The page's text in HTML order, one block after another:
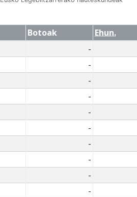
Botoak Ehun.
-
-
-
-
-
-
-
-
-
-